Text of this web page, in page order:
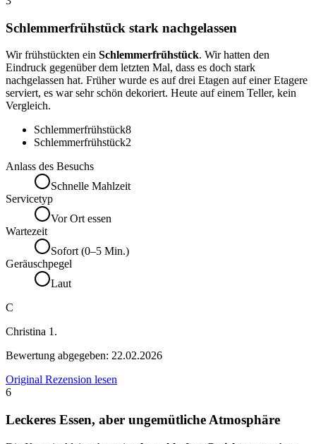
Schlemmerfrühstück stark nachgelassen
Wir frühstückten ein Schlemmerfrühstück. Wir hatten den
Eindruck gegenüber dem letzten Mal, dass es doch stark
nachgelassen hat. Früher wurde es auf drei Etagen auf einer Etagere
serviert, es war sehr schön dekoriert. Heute auf einem Teller, kein
Vergleich.
Schlemmerfrühstück8
Schlemmerfrühstück2
Anlass des Besuchs
Schnelle Mahlzeit
Servicetyp
Vor Ort essen
Wartezeit
Sofort (0–5 Min.)
Geräuschpegel
Laut
C
Christina 1.
Bewertung abgegeben: 22.02.2026
Original Rezension lesen
6
Leckeres Essen, aber ungemütliche Atmosphäre